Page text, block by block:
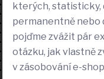
kterých,
permanentně nebo
pojďme zvážit pár
otázku, jak vlastně
v zásobování e-